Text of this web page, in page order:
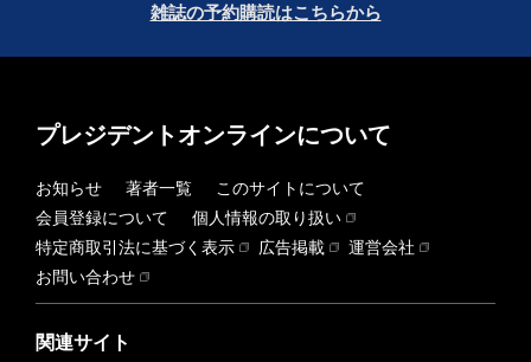
雑誌の予約購読はこちらから
プレジデントオンラインについて
お知らせ 著者一覧
このサイトについて
会員登録について
個人情報の取り扱い
特定商取引法に基づく表示
広告掲載
運営会社
お問い合わせ
関連サイト